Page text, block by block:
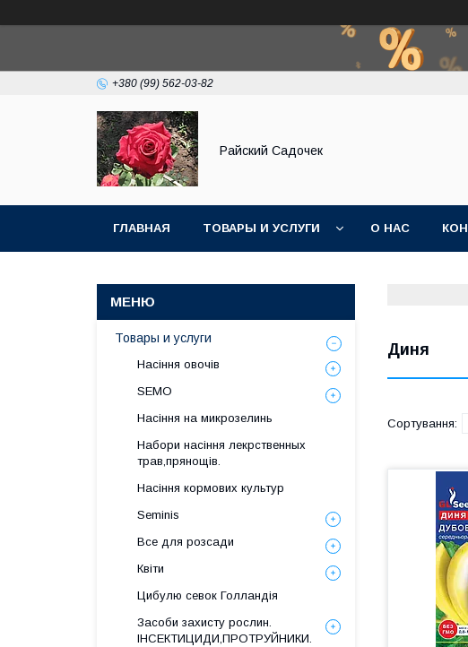
+380 (99) 562-03-82
Райский Садочек
ГЛАВНАЯ ТОВАРЫ И УСЛУГИ О НАС
Диня
Товары и услуги
Насіння овочів
SEMO
Насіння на микрозелинь
Набори насіння лекрственных
трав,прянощів.
Насіння кормових культур
Seminis
Все для розсади
Квіти
Цибулю севок Голландія
Засоби захисту рослин.
ІНСЕКТИЦИДИ,ПРОТРУЙНИКИ.